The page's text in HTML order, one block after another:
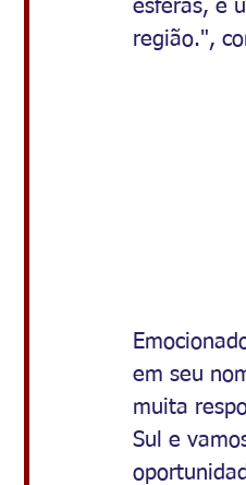
esferas, e
região.",
em seu
muita
Sul e